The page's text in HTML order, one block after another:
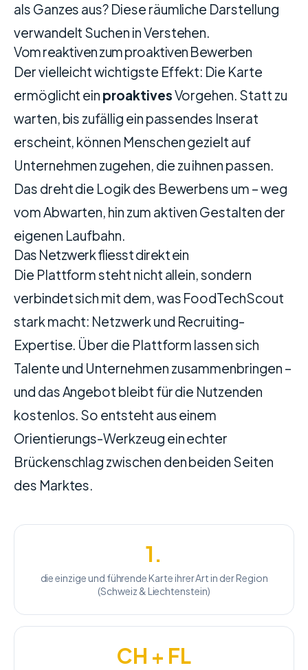
als Ganzes aus? Diese räumliche Darstellung
verwandelt Suchen in Verstehen.
Vom reaktiven zum proaktiven Bewerben
Der vielleicht wichtigste Effekt: Die Karte
ermöglicht ein proaktivesVorgehen. Statt zu
warten, bis zufällig ein passendes Inserat
erscheint, können Menschen gezielt auf
Unternehmen zugehen, die zu ihnen passen.
Das dreht die Logik des Bewerbens um – weg
vom Abwarten, hin zum aktiven Gestalten der
eigenen Laufbahn.
Das Netzwerk fliesst direkt ein
Die Plattform steht nicht allein, sondern
verbindet sich mit dem, was FoodTechScout
stark macht: Netzwerk und Recruiting-
Expertise. Über die Plattform lassen sich
Talente und Unternehmen zusammenbringen –
und das Angebot bleibt für die Nutzenden
kostenlos. So entsteht aus einem
Orientierungs-Werkzeug ein echter
Brückenschlag zwischen den beiden Seiten
des Marktes.
1.
die einzige und führende Karte ihrer Art in der Region
(Schweiz & Liechtenstein)
CH + FL